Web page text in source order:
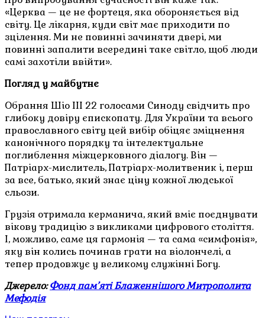
«Церква — це не фортеця, яка обороняється від
світу. Це лікарня, куди світ має приходити по
зцілення. Ми не повинні зачиняти двері, ми
повинні запалити всередині таке світло, щоб люди
самі захотіли ввійти».
Погляд у майбутнє
Обрання Шіо III 22 голосами Синоду свідчить про
глибоку довіру єпископату. Для України та всього
православного світу цей вибір обіцяє зміцнення
канонічного порядку та інтелектуальне
поглиблення міжцерковного діалогу. Він —
Патріарх-мислитель, Патріарх-молитвеник і, перш
за все, батько, який знає ціну кожної людської
сльози.
Грузія отримала керманича, який вміє поєднувати
вікову традицію з викликами цифрового століття.
І, можливо, саме ця гармонія — та сама «симфонія»,
яку він колись починав грати на віолончелі, а
тепер продовжує у великому служінні Богу.
Джерело:Фонд пам’яті Блаженнішого Митрополита
Мефодія